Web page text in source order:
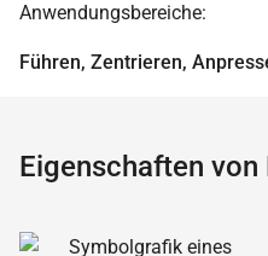
Anwendungsbereiche:
Führen, Zentrieren,
Eigenschaften von